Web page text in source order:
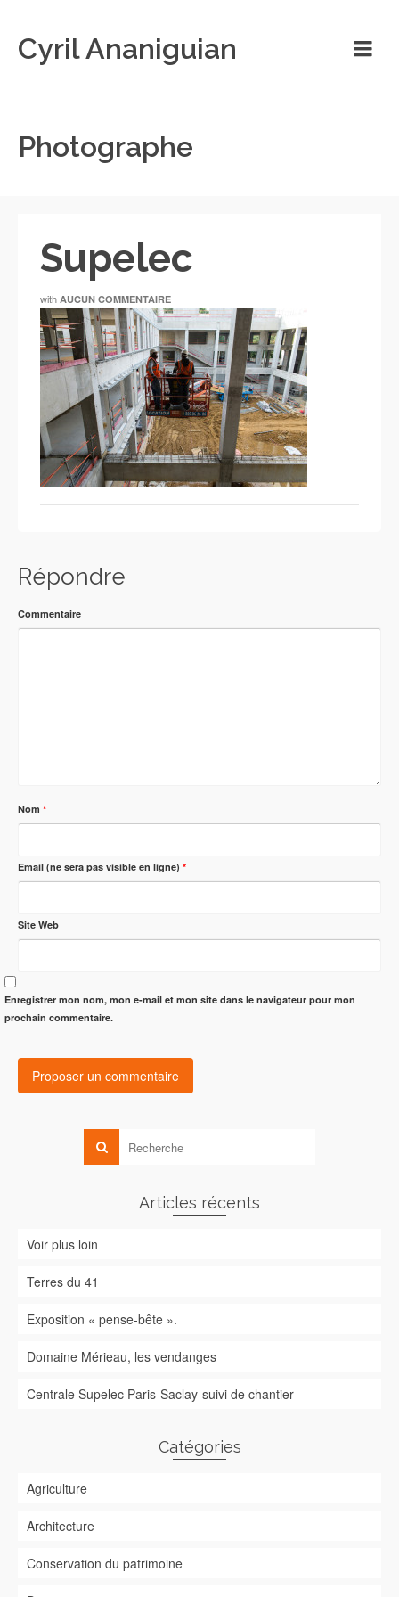
Cyril Ananiguian
Photographe
Supelec
with AUCUN COMMENTAIRE
Répondre
Commentaire
Nom *
Email (ne sera pas visible en ligne) *
Site Web
Enregistrer mon nom, mon e-mail et mon site dans le navigateur pour mon
prochain commentaire.
Articles récents
Voir plus loin
Terres du 41
Exposition « pense-bête ».
Domaine Mérieau, les vendanges
Centrale Supelec Paris-Saclay-suivi de chantier
Catégories
Agriculture
Architecture
Conservation du patrimoine